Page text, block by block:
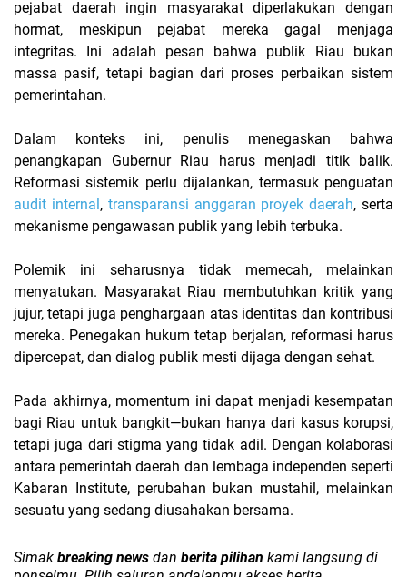
pejabat daerah ingin masyarakat diperlakukan dengan
hormat, meskipun pejabat mereka gagal menjaga
integritas. Ini adalah pesan bahwa publik Riau bukan
massa pasif, tetapi bagian dari proses perbaikan sistem
pemerintahan.
Dalam konteks ini, penulis menegaskan bahwa
penangkapan Gubernur Riau harus menjadi titik balik.
Reformasi sistemik perlu dijalankan, termasuk penguatan
audit internal , transparansi anggaran proyek daerah, serta
mekanisme pengawasan publik yang lebih terbuka.
Polemik ini seharusnya tidak memecah, melainkan
menyatukan. Masyarakat Riau membutuhkan kritik yang
jujur, tetapi juga penghargaan atas identitas dan kontribusi
mereka. Penegakan hukum tetap berjalan, reformasi harus
dipercepat, dan dialog publik mesti dijaga dengan sehat.
Pada akhirnya, momentum ini dapat menjadi kesempatan
bagi Riau untuk bangkit—bukan hanya dari kasus korupsi,
tetapi juga dari stigma yang tidak adil. Dengan kolaborasi
antara pemerintah daerah dan lembaga independen seperti
Kabaran Institute, perubahan bukan mustahil, melainkan
sesuatu yang sedang diusahakan bersama.
Simak breaking news dan berita pilihan kami langsung di